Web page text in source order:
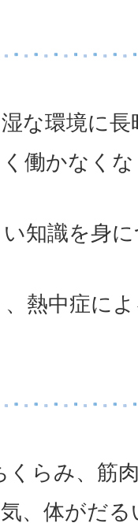
な環境に
働かなく
知識を身
熱中症に
くらみ、筋
、体がだ